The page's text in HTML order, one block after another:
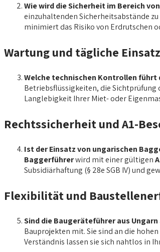
Wie wird die Sicherheit im Bereich
einzuhaltenden Sicherheitsabstände
minimiert das Risiko von Erdrutschen
Wartung und tägliche
Welche technischen Kontrollen führt
Betriebsflüssigkeiten, die Sichtprüfung
Langlebigkeit Ihrer Miet- oder
Rechtssicherheit und A1-
Ist der Einsatz von ungarischen
Baggerführerwird mit einer gültigen
Subsidiärhaftung (§ 28e SGB IV) und
Flexibilität und
Sind die Baugeräteführer aus
Bauprojekten mit. Sie sind an die
Verständnis lassen sie sich nahtlos in